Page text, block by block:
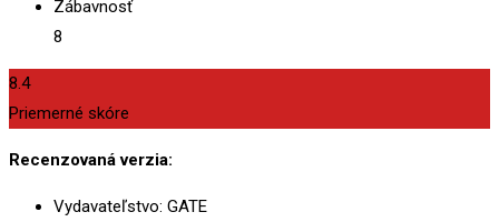
Zábavnosť
8
8.4
Priemerné skóre
Recenzovaná verzia:
Vydavateľstvo: GATE